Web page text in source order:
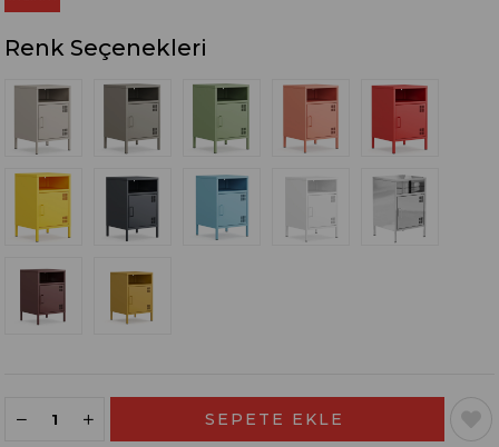
Renk Seçenekleri